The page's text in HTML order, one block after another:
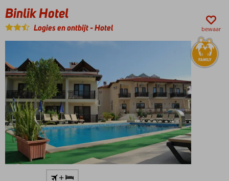
appartementen
Gastvrij
vriendelijke
service
Binlik Hotel
Logies en ontbijt-Hotel bewaar
+